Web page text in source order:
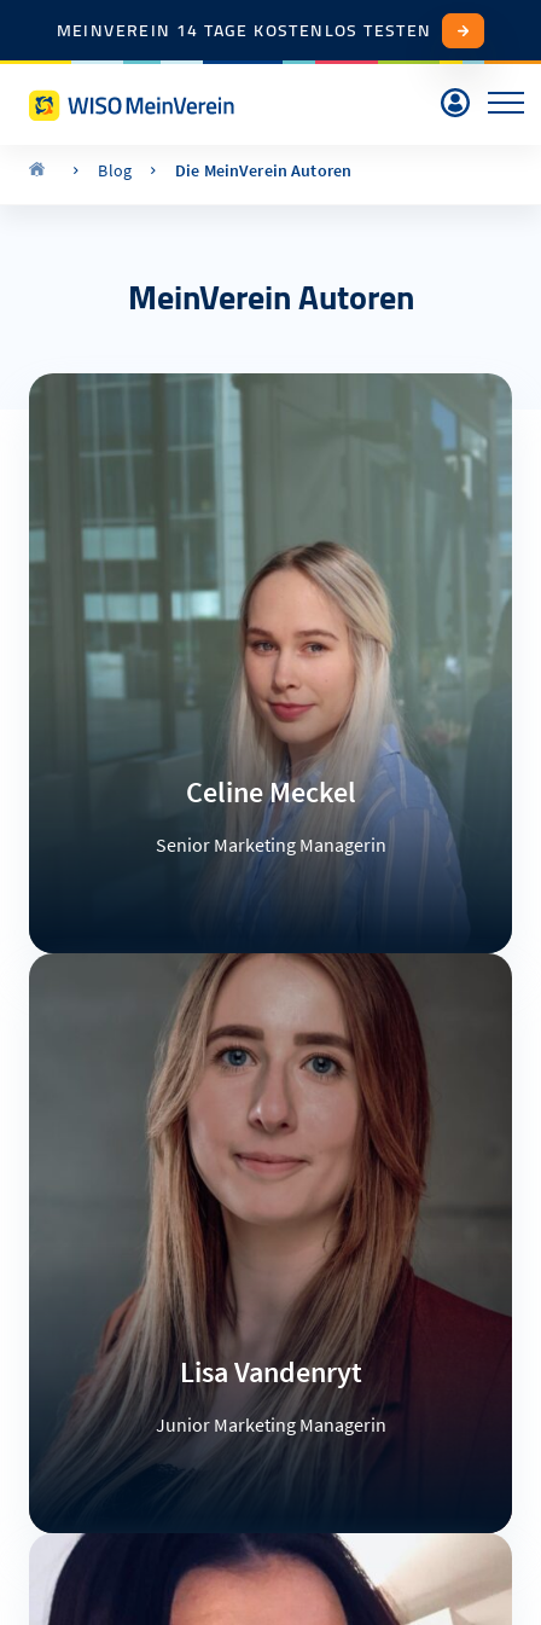
MEINVEREIN 14 TAGE KOSTENLOS TESTEN
Blog Die MeinVerein Autoren
MeinVerein Autoren
Celine Meckel
Senior Marketing Managerin
Lisa Vandenryt
Junior Marketing Managerin